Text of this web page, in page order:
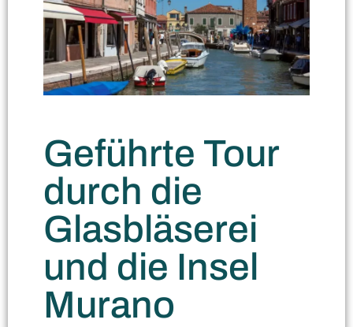
Geführte Tour
durch die
Glasbläserei
und die Insel
Murano